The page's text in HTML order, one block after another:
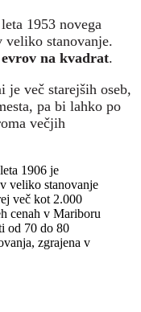
1953 novega
stanovanje.
evrov na kvadrat.
je več starejših oseb,
pa bi lahko po
večjih
1906 je
veliko stanovanje
več kot 2.000
cenah v Mariboru
od 70 do 80
zgrajena v